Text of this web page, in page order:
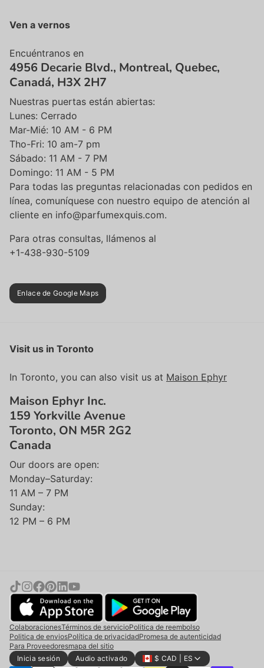
Ven a vernos
Encuéntranos en
4956 Decarie Blvd., Montreal, Quebec,
Canadá, H3X 2H7
Nuestras puertas están abiertas:
Lunes: Cerrado
Mar-Mié: 10 AM - 6 PM
Tho-Fri: 10 am-7 pm
Sábado: 11 AM - 7 PM
Domingo: 11 AM - 5 PM
Para todas las preguntas relacionadas con pedidos en
línea, comuníquese con nuestro equipo de atención al
cliente en info@parfumexquis.com.
Para otras consultas, llámenos al
+1-438-930-5109
Enlace de Google Maps
Visit us in Toronto
In Toronto, you can also visit us at Maison Ephyr
Maison Ephyr Inc.
159 Yorkville Avenue
Toronto, ON M5R 2G2
Canada
Our doors are open:
Monday–Saturday:
11 AM – 7 PM
Sunday:
12 PM – 6 PM
ColaboracionesTérminos de servicioPolitica de reembolso
Politica de enviosPolítica de privacidadPromesa de autenticidad
Para Proveedoresmapa del sitio
Inicia sesión
Audio activado $ CAD | ES